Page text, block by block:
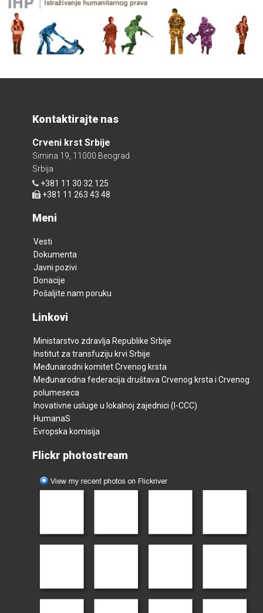
Kontaktirajte nas
Crveni krst Srbije
Simina 19, 11000 Beograd
Srbija
+381 11 30 32 125
+381 11 263 43 48
Meni
Vesti
Dokumenta
Javni pozivi
Donacije
Pošaljite nam poruku
Linkovi
Ministarstvo zdravlja Republike Srbije
Institut za transfuziju krvi Srbije
Međunarodni komitet Crvenog krsta
Međunarodna federacija društava Crvenog krsta i Crvenog
polumeseca
Inovativne usluge u lokalnoj zajednici (I-CCC)
HumanaS
Evropska komisija
Flickr photostream